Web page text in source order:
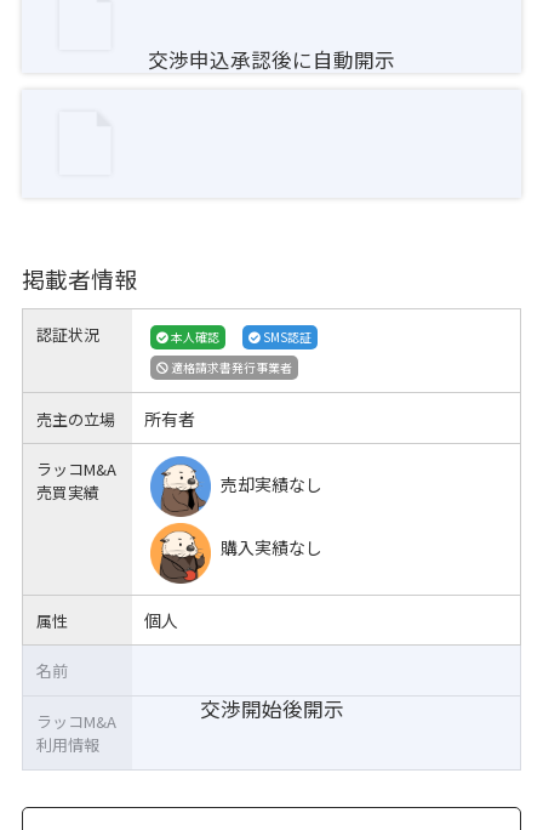
交渉申込承認後に自動開示
掲載者情報
認証状況 本人確認
SMS認証
適格請求書発行事業者
売主の立場 所有者
ラッコM&A
売買実績
売却実績なし
購入実績なし
属性 個人
交渉開始後開示
名前
ラッコM&A
利用情報